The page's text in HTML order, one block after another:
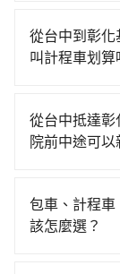
對的時間彈性
路邊可隨租隨
人彰化基督教
自於平假日、
者，和運的
Yaris、Prius
從台中到彰
叫計程車划算
灣大車隊、
到車，也可考
550~700元間
計程車約
從台中抵達
院前中途可
往彰化基督教
註加點。每個
包車、計程
該怎麼選？